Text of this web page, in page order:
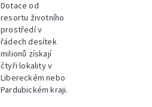
Dotace od
resortu životního
prostředí v
řádech desítek
milionů získají
čtyři lokality v
Libereckém nebo
Pardubickém kraji.